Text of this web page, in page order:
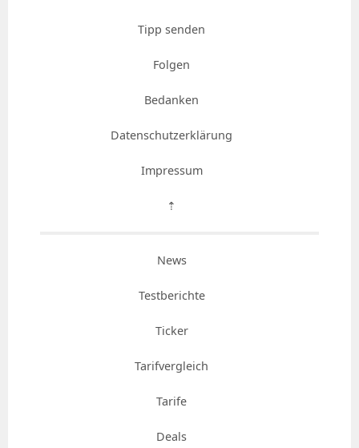
Tipp senden
Folgen
Bedanken
Datenschutzerklärung
Impressum
⇡
News
Testberichte
Ticker
Tarifvergleich
Tarife
Deals